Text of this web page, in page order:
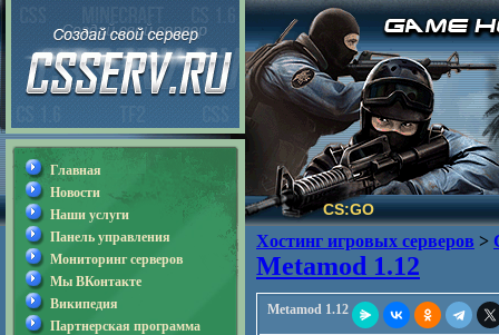
CS:GO
Хостинг игровых серверов >
Metamod 1.12
Metamod 1.12
Главная
Новости
Наши услуги
Панель управления
Мониторинг серверов
Мы ВКонтакте
Википедия
Партнерская программа